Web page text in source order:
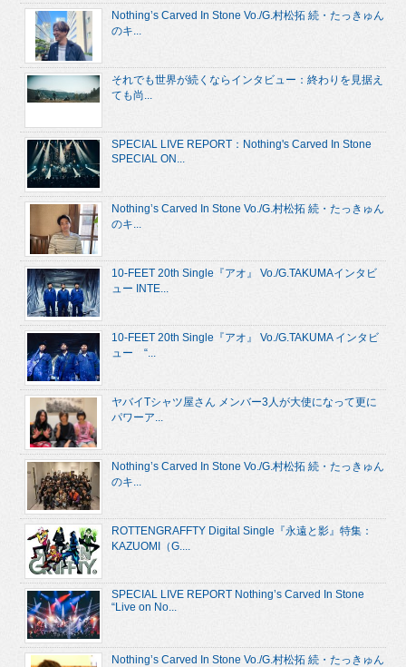
Nothing’s Carved In Stone Vo./G.村松拓 続・たっきゅん
のキ...
それでも世界が続くならインタビュー：終わりを見据え
ても尚...
SPECIAL LIVE REPORT：Nothing's Carved In Stone
SPECIAL ON...
Nothing’s Carved In Stone Vo./G.村松拓 続・たっきゅん
のキ...
10-FEET 20th Single『アオ』 Vo./G.TAKUMAインタビ
ュー INTE...
10-FEET 20th Single『アオ』 Vo./G.TAKUMA インタビ
ュー “...
ヤバイTシャツ屋さん メンバー3人が大使になって更に
パワーア...
Nothing’s Carved In Stone Vo./G.村松拓 続・たっきゅん
のキ...
ROTTENGRAFFTY Digital Single『永遠と影』特集：
KAZUOMI（G....
SPECIAL LIVE REPORT Nothing’s Carved In Stone
“Live on No...
Nothing’s Carved In Stone Vo./G.村松拓 続・たっきゅん